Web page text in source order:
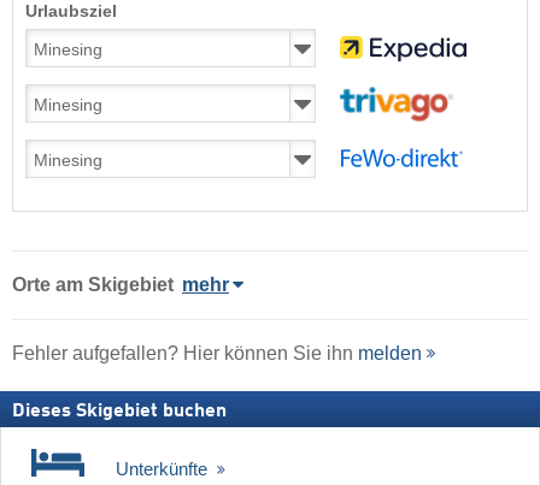
Urlaubsziel
Orte am Skigebiet mehr
Fehler aufgefallen? Hier können Sie ihn melden
Dieses Skigebiet buchen
Unterkünfte